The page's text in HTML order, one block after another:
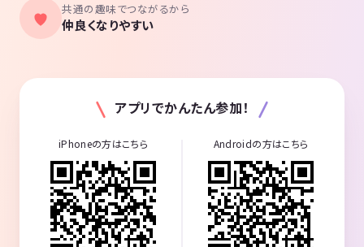
共通の趣味でつながるから
仲良くなりやすい
アプリでかんたん参加！
iPhoneの方はこちら Androidの方はこちら